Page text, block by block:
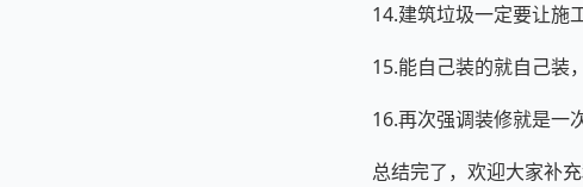
14.建筑垃圾一定要让施
15.能自己装的就自己装
16.再次强调装修就是一
总结完了，欢迎大家补